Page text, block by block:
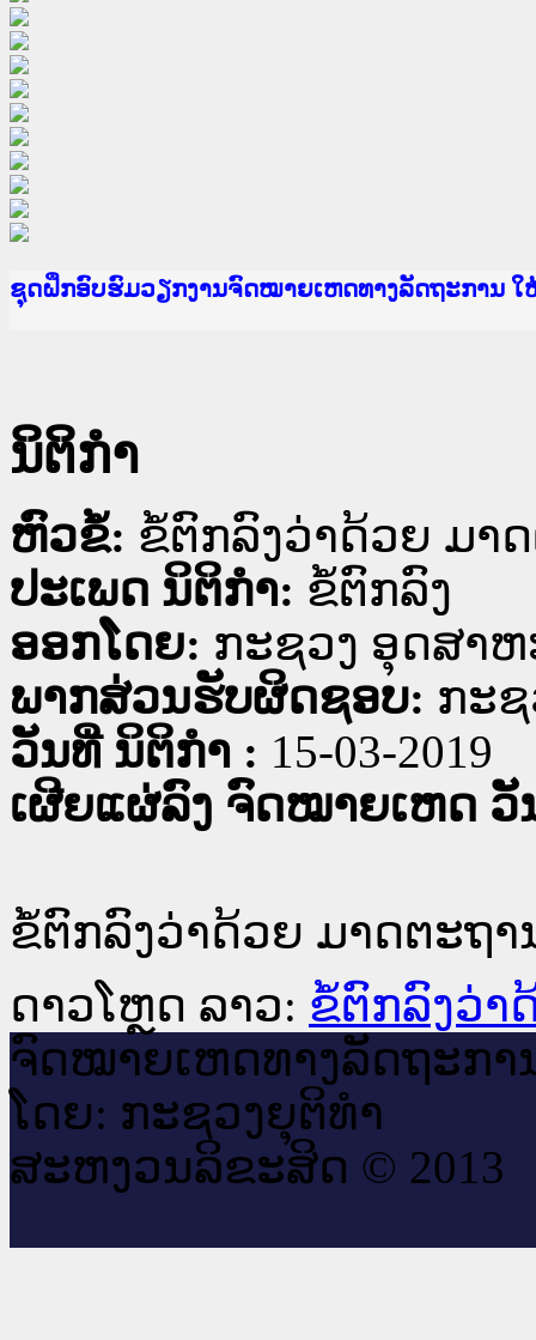
Ministry of Justice Lao PDR
ເຜີຍແຜ່ວັບໄຊຈົດໝາຍເຫດທາງລັດຖະການ ແລະ ແອັ
ກະຊວງຍຸຕິທຳ
ຊຸດຝຶກອົບຮົມວຽກງານຈົດໝາຍເຫດທາງລັດຖະການ
ກອງປະຊຸມທົບທວນຄືນການຈັດຕັ້ງປະຕິບັດວຽກງານຈົ
ຝຶກອົບຮົມ ຜູ່ປະສານງານວຽກງານຈົດໝາຍເຫດທາງລັ
ຝຶກອົບຮົມ ຜູ່ປະສານງານວຽກງານຈົດໝາຍເຫດທາງລັ
ເຜີຍແຜ່ແອັບກົດໝາຍລາວ ແລະ ເວັບໄຊຈົດໝາຍເຫດ
ເຜີຍແຜ່ແອັບກົດໝາຍລາວ ແລະ ເວັບໄຊຈົດໝາຍເຫດ
ຍົກລະດັບວຽກງານຈົດໝາຍເຫດທາງລັດຖະການໃຫ້ຜູ້
ຊຸດຝຶກອົບຮົມວຽກງານຈົດໝາຍເຫດທາງລັດຖະການ ໃ
ນິຕິກໍາ
ຫົວຂໍ້: ຂໍ້ຕົກລົງວ່າດ້ວຍ ມາ
ປະເພດ ນິຕິກໍາ: ຂໍ້ຕົກລົງ
ອອກໂດຍ: ກະຊວງ ອຸດສາ
ພາກສ່ວນຮັບຜິດຊອບ: ກະ
ວັນທີ່ ນິຕິກໍາ : 15-03-2019
ເຜີຍແຜ່ລົງ ຈົດໝາຍເຫດ ວັ
ຂໍ້ຕົກລົງວ່າດ້ວຍ ມາດຕະຖາ
ດາວໂຫຼດ ລາວ: ຂໍ້ຕົກລົງວ່າ
ຈົດ​ໝາຍ​ເຫດ​ທາງ​ລັດ​ຖະ​ກາ
ໂດຍ: ກະ​ຊວງຍຸ​ຕິ​ທຳ
ສະ​ຫງວນ​ລິ​ຂະ​ສິດ © 2013